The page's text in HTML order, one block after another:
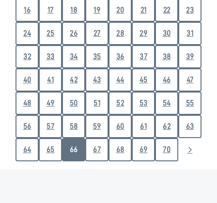
16 17 18 19 20 21 22 23
24 25 26 27 28 29 30 31
32 33 34 35 36 37 38 39
40 41 42 43 44 45 46 47
48 49 50 51 52 53 54 55
56 57 58 59 60 61 62 63
64 65 66 67 68 69 70